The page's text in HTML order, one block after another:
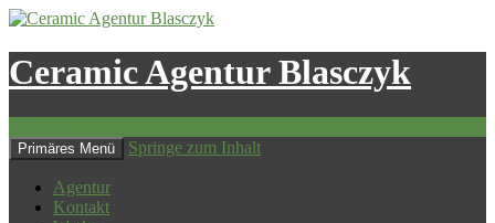
Ceramic Agentur Blasczyk
Primäres Menü Springe zum Inhalt
Agentur
Kontakt